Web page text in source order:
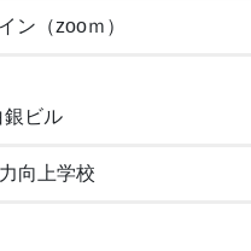
ン（zooｍ）
銀ビル
向上学校